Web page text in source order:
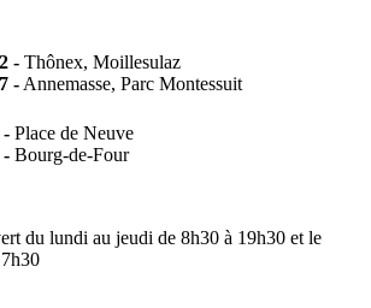
- Thônex, Moillesulaz
- Annemasse, Parc Montessuit
- Place de Neuve
- Bourg-de-Four
du lundi au jeudi de 8h30 à 19h30 et le